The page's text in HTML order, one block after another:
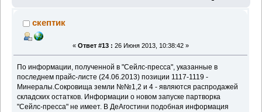
скептик
« Ответ #13 : 26 Июня 2013, 10:38:42 »
По информации, полученной в "Сейлс-пресса", указанные в
последнем прайс-листе (24.06.2013) позиции 1117-1119 -
Минералы.Сокровища земли №№1,2 и 4 - являются распродажей
складских остатков. Информации о новом запуске партворка
"Сейлс-пресса" не имеет. В ДеАгостини подобная информация